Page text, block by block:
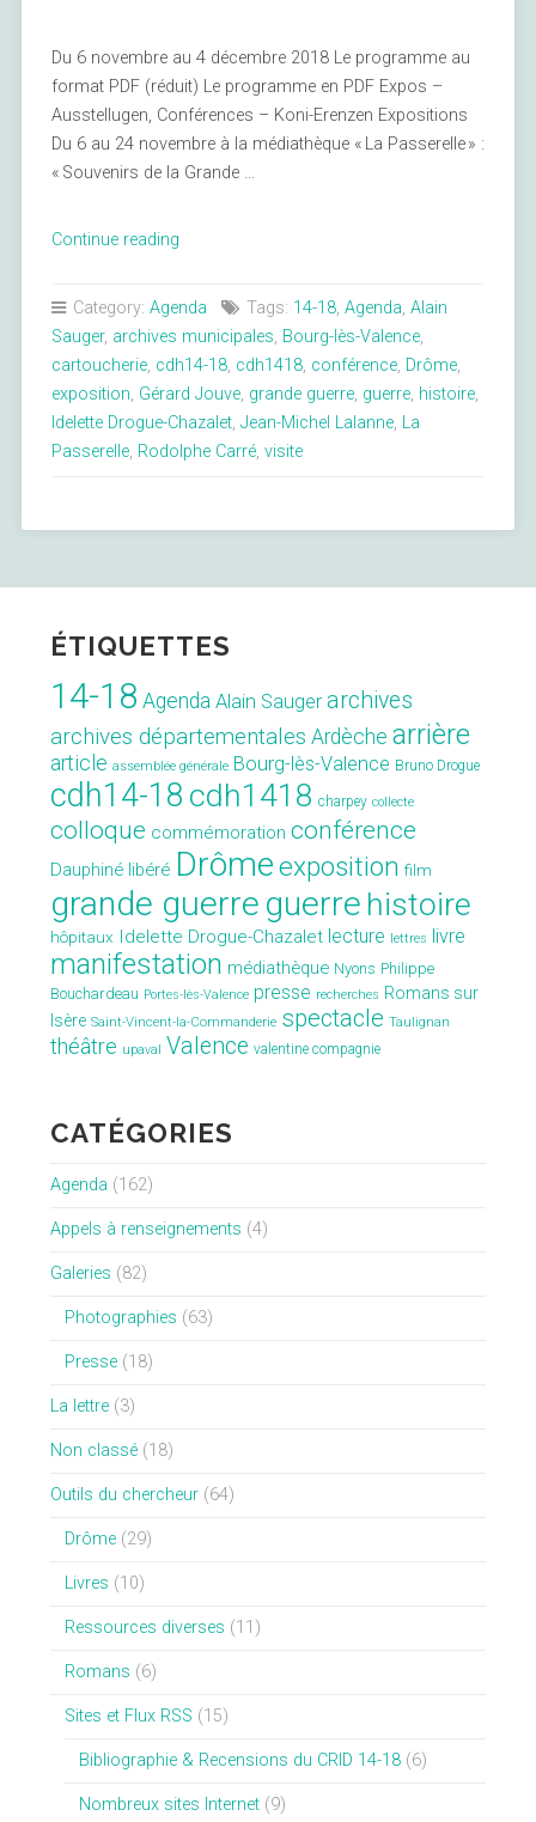
Du 6 novembre au 4 décembre 2018 Le programme au
format PDF (réduit) Le programme en PDF Expos –
Ausstellugen, Conférences – Koni-Erenzen Expositions
Du 6 au 24 novembre à la médiathèque « La Passerelle » :
« Souvenirs de la Grande …
Continue reading« 1918
2018,
centenaire
de
la
Grande
Guerre,
à
lès-
Category: Agenda Tags: 14-18, Agenda, Alain
Sauger, archives municipales, Bourg-lès-Valence,
cartoucherie, cdh14-18, cdh1418, conférence, Drôme,
exposition, Gérard Jouve, grande guerre, guerre, histoire,
Idelette Drogue-Chazalet, Jean-Michel Lalanne, La
Passerelle, Rodolphe Carré, visite
ÉTIQUETTES
14-18 Agenda Alain Sauger archives
archives départementales Ardèche arrière
article assemblée générale Bourg-lès-Valence Bruno Drogue
cdh14-18 cdh1418 charpey collecte
colloque commémoration conférence
Dauphiné libéré Drômeexposition film
grande guerre guerre histoire
hôpitaux Idelette Drogue-Chazalet lecture lettres livre
manifestation médiathèque Nyons Philippe
Bouchardeau Portes-lès-Valence presse recherches Romans sur
Isère Saint-Vincent-la-Commanderie spectacle Taulignan
théâtre upaval Valence valentine compagnie
CATÉGORIES
Agenda (162)
Appels à renseignements (4)
Galeries (82)
Photographies (63)
Presse(18)
La lettre(3)
Non classé(18)
Outils du chercheur(64)
Drôme(29)
Livres (10)
Ressources diverses (11)
Romans (6)
Sites et Flux RSS (15)
Bibliographie & Recensions du CRID 14-18(6)
Nombreux sites Internet(9)